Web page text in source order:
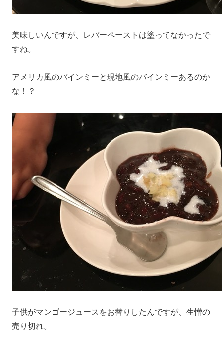
美味しいんですが、レバーペーストは塗ってなかったで
すね。
アメリカ風のバインミーと現地風のバインミーあるのか
な！？
子供がマンゴージュースをお替りしたんですが、生憎の
売り切れ。